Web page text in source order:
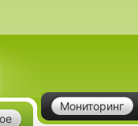
Мониторинг